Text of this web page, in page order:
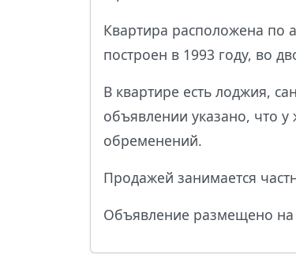
Квартира расположена по
построен в 1993 году, во
В квартире есть лоджия,
объявлении указано, что
обременений.
Продажей занимается
Объявление размещено на